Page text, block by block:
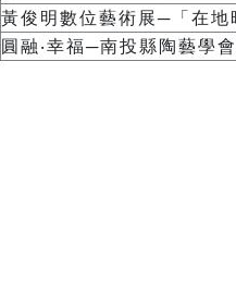
黃俊明數位藝術展─「在地
圓融‧幸福─南投縣陶藝學